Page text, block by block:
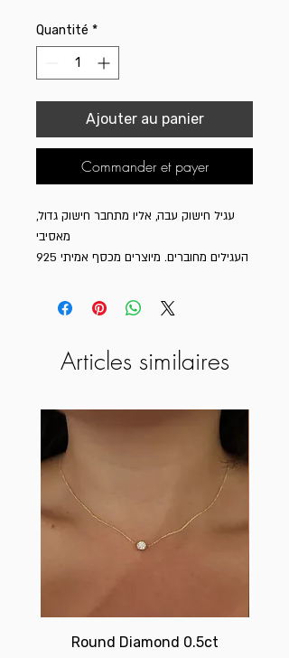
Quantité *
Ajouter au panier
Commander et payer
עגיל חישוק עבה, אליו מתחבר חישוק גדול,
מאסיבי
העגילים מחוברים. מיוצרים מכסף אמיתי 925
Articles similaires
Round Diamond 0.5ct